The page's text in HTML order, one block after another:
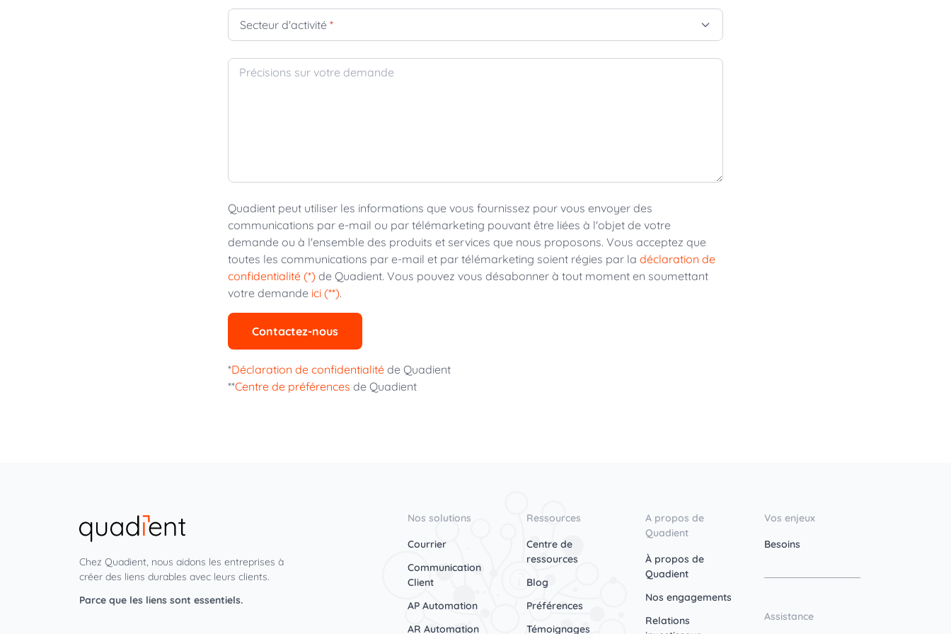
Secteur d'activité *
Précisions sur votre demande
Quadient peut utiliser les informations que vous fournissez pour vous envoyer des
communications par e-mail ou par télémarketing pouvant être liées à l'objet de votre
demande ou à l'ensemble des produits et services que nous proposons. Vous acceptez que
toutes les communications par e-mail et par télémarketing soient régies par la déclaration de
confidentialité (*) de Quadient. Vous pouvez vous désabonner à tout moment en soumettant
votre demande ici (**).
Contactez-nous
*Déclaration de confidentialité de Quadient
**Centre de préférences de Quadient
Chez Quadient, nous aidons les entreprises à
créer des liens durables avec leurs clients.
Parce que les liens sont essentiels.
Nos solutions
Courrier
Communication
Client
AP Automation
AR Automation
Ressources
Centre de
ressources
Blog
Préférences
Témoignages
A propos de
Quadient
À propos de
Quadient
Nos engagements
Relations
Vos enjeux
Besoins
Assistance